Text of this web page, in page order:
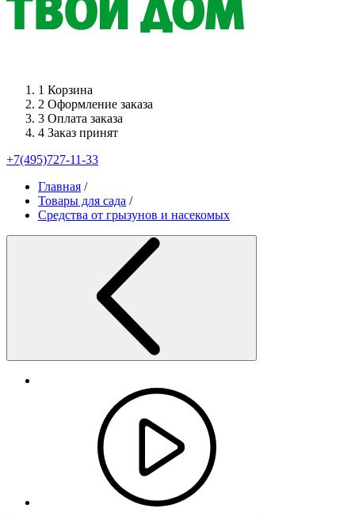
1 Корзина
2 Оформление заказа
3 Оплата заказа
4 Заказ принят
+7(495)727-11-33
Главная /
Товары для сада /
Средства от грызунов и насекомых